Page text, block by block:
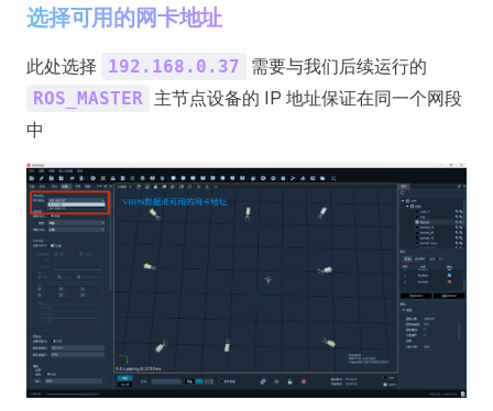
选择可用的网卡地址
此处选择 192.168.0.37 需要与我们后续运行的
ROS_MASTER
主节点设备的 IP 地址保证在同一个网段
中